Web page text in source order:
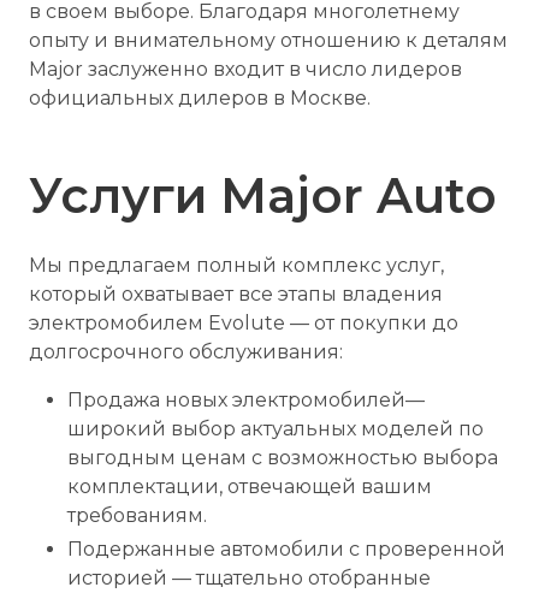
в своем выборе. Благодаря многолетнему
опыту и внимательному отношению к деталям
Major заслуженно входит в число лидеров
официальных дилеров в Москве.
Услуги Major Auto
Мы предлагаем полный комплекс услуг,
который охватывает все этапы владения
электромобилем Evolute — от покупки до
долгосрочного обслуживания:
Продажа новых электромобилей—
широкий выбор актуальных моделей по
выгодным ценам с возможностью выбора
комплектации, отвечающей вашим
требованиям.
Подержанные автомобили с проверенной
историей — тщательно отобранные